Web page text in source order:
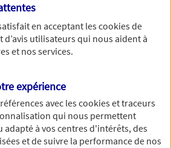
les informations vous concernant. Pour
ici. en acceptant lescookiesde
d’avis utilisateurs qui nous aident à
et nos services.
expérience
avec lescookies et traceurs
qui nous permettent
à vos centres d'intérêts, des
et de suivre la performance de nos